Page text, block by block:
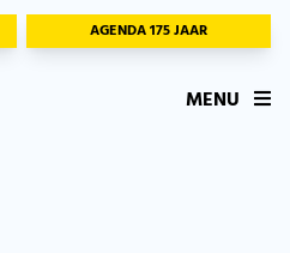
AGENDA 175 JAAR
MENU